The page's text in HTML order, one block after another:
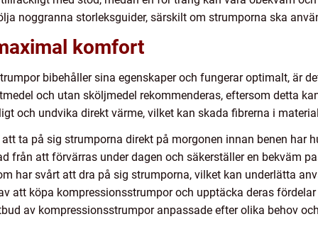
noggranna storleksguider, särskilt om strumporna ska
komfort
bibehåller sina egenskaper och fungerar optimalt, är
och utan sköljmedel rekommenderas, eftersom detta
och undvika direkt värme, vilket kan skada fibrerna i
ta på sig strumporna direkt på morgonen innan benen har
från att förvärras under dagen och säkerställer en bekväm
har svårt att dra på sig strumporna, vilket kan underlätta
att köpa kompressionsstrumpor och upptäcka deras
av kompressionsstrumpor anpassade efter olika behov